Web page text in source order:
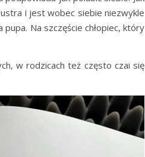
i jest wobec siebie niezwykle
Na szczęście chłopiec, który
w rodzicach też często czai się